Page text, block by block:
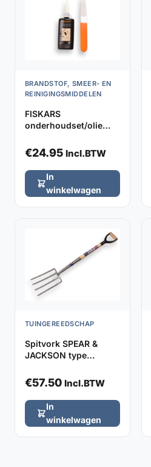
BRANDSTOF, SMEER- EN
REINIGINGSMIDDELEN
FISKARS
onderhoudset/olie
€24.95 Incl.BTW
In
winkelwagen
TUINGEREEDSCHAP
Spitvork SPEAR &
JACKSON type
totale lengte 105cm
€57.50 Incl.BTW
In
winkelwagen